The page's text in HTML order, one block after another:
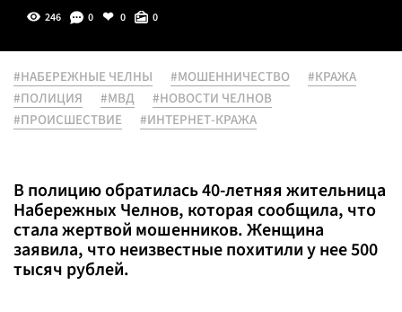
246 0 0 0
#НАБЕРЕЖНЫЕ ЧЕЛНЫ #МОШЕННИЧЕСТВО
#КРАЖА
#ПОЛИЦИЯ
#МВД
#НОВОСТИ ЧЕЛНОВ
#ПРОИСШЕСТВИЕ
#ИНТЕРНЕТ-КРАЖА
В полицию обратилась 40-летняя жительница
Набережных Челнов, которая сообщила, что
стала жертвой мошенников. Женщина
заявила, что неизвестные похитили у нее 500
тысяч рублей.